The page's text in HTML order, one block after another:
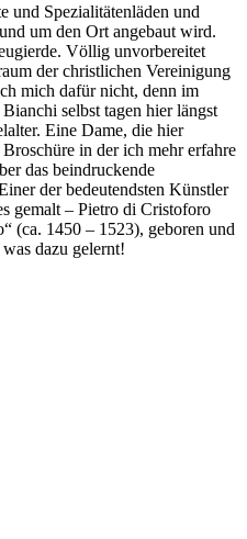
und Spezialitätenläden und
um den Ort angebaut wird.
Völlig unvorbereitet
der christlichen Vereinigung
mich dafür nicht, denn im
selbst tagen hier längst
Eine Dame, die hier
in der ich mehr erfahre
das beindruckende
der bedeutendsten Künstler
gemalt – Pietro di Cristoforo
(ca. 1450 – 1523), geboren und
dazu gelernt!